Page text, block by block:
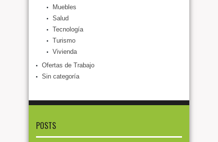
Muebles
Salud
Tecnología
Turismo
Vivienda
Ofertas de Trabajo
Sin categoría
POSTS